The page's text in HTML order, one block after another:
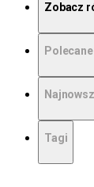
Zobacz
Polecane
Tagi